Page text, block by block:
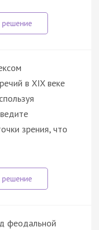
в XIX веке
зрения, что
феодальной